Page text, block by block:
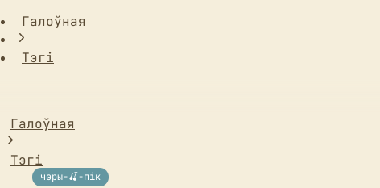
Галоўная
Тэгі
чэры-🍒-пік №1. Сорак гадоў — і арганізм перазагружаецца
Галоўная
Тэгі
чэры-🍒-пік